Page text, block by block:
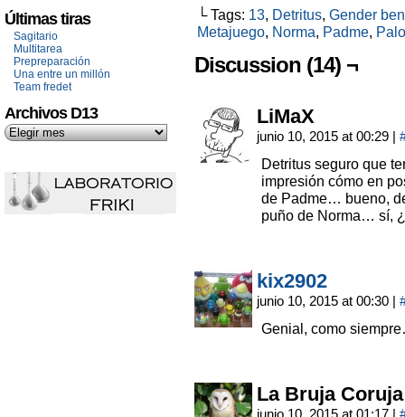
Últimas tiras
Sagitario
Multitarea
Prepreparación
Una entre un millón
Team fredet
Archivos D13
└ Tags: 13, Detritus, Gender
Metajuego, Norma, Padme,
Discussion (14) ¬
LiMaX
junio 10, 2015 at 00:29 |
Detritus seguro que
impresión cómo en
de Padme… bueno,
puño de Norma… sí,
kix2902
junio 10, 2015 at 00:30 |
Genial, como
La Bruja Coruja
junio 10, 2015 at 01:17 |